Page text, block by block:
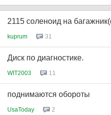
2115 соленоид на
kuprum 31
Диск по диагностике.
WIT2003 11
поднимаются обороты
UsaToday 2